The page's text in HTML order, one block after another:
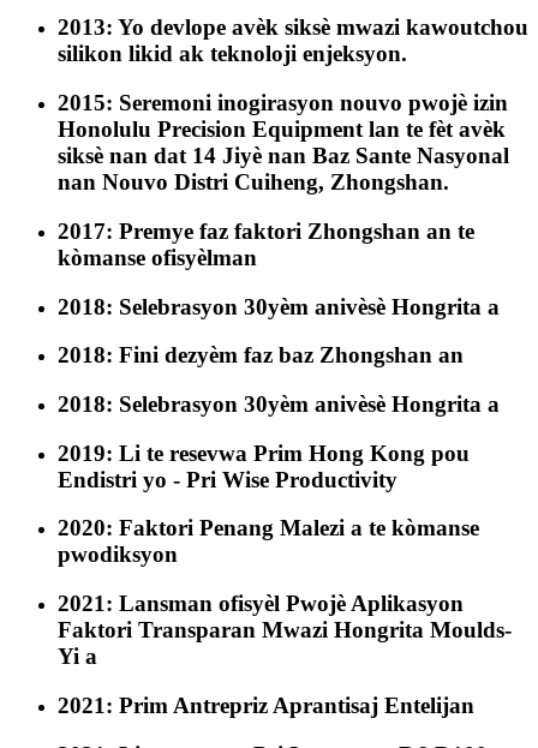
2013: Yo devlope avèk siksè mwazi kawoutchou
silikon likid ak teknoloji enjeksyon.
2015: Seremoni inogirasyon nouvo pwojè izin
Honolulu Precision Equipment lan te fèt avèk
siksè nan dat 14 Jiyè nan Baz Sante Nasyonal
nan Nouvo Distri Cuiheng, Zhongshan.
2017: Premye faz faktori Zhongshan an te
kòmanse ofisyèlman
2018: Selebrasyon 30yèm anivèsè Hongrita a
2018: Fini dezyèm faz baz Zhongshan an
2018: Selebrasyon 30yèm anivèsè Hongrita a
2019: Li te resevwa Prim Hong Kong pou
Endistri yo - Pri Wise Productivity
2020: Faktori Penang Malezi a te kòmanse
pwodiksyon
2021: Lansman ofisyèl Pwojè Aplikasyon
Faktori Transparan Mwazi Hongrita Moulds-
Yi a
2021: Prim Antrepriz Aprantisaj Entelijan